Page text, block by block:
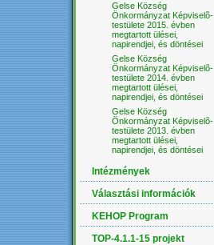
Gelse Község
Önkormányzat Képviselõ-
testülete 2015. évben
megtartott ülései,
napirendjei, és döntései
Gelse Község
Önkormányzat Képviselõ-
testülete 2014. évben
megtartott ülései,
napirendjei, és döntései
Gelse Község
Önkormányzat Képviselõ-
testülete 2013. évben
megtartott ülései,
napirendjei, és döntései
Intézmények
Választási információk
KEHOP Program
TOP-4.1.1-15 projekt